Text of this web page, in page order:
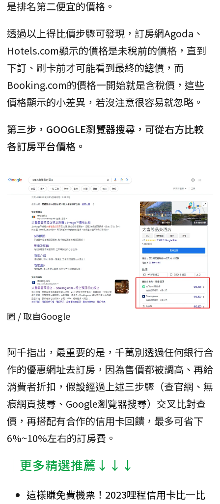
是排名第二便宜的價格。
透過以上得比價步驟可發現，訂房網Agoda、
Hotels.com顯示的價格是未稅前的價格，直到
下訂、刷卡前才可能看到最終的總價，而
Booking.com的價格一開始就是含稅價，這些
價格顯示的小差異，若沒注意很容易就忽略。
第三步，GOOGLE瀏覽器搜尋，可從右方比較
各訂房平台價格。
圖 / 取自Google
阿千指出，最重要的是，千萬別透過任何銀行合
作的優惠網址去訂房，因為售價都被調高、再給
消費者折扣，假設經過上述三步驟（查官網、無
痕網頁搜尋、Google瀏覽器搜尋）交叉比對查
價，再搭配有合作的信用卡回饋，最多可省下
6%~10%左右的訂房費。
│更多精選推薦↓↓↓
這樣賺免費機票！2023哩程信用卡比一比